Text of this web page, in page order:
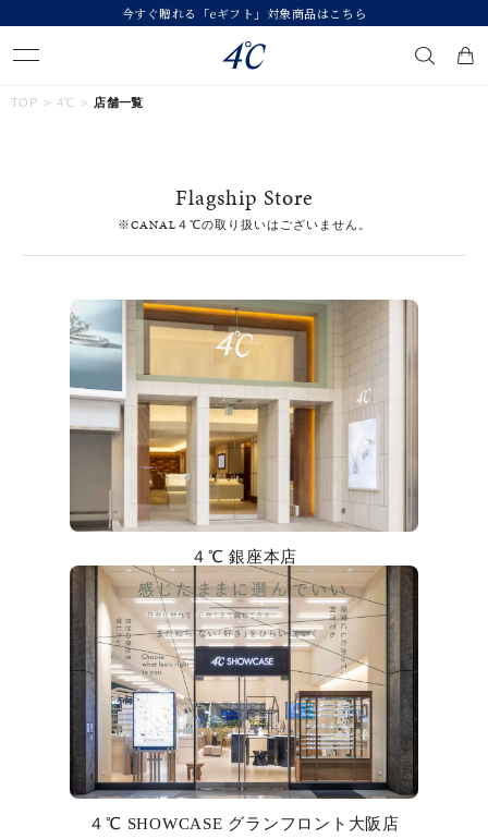
今すぐ贈れる「eギフト」対象商品はこちら
#ダイヤモンド ネックレス
#くまのプーさん
#ペア
#エタニティ
カテゴリー すべてのジュエリー
ファッションテイスト
着用シーン
TOP 4℃ 店舗一覧
Flagship Store
※CANAL４℃の取り扱いはございません。
４℃ 銀座本店
４℃ SHOWCASE グランフロント大阪店